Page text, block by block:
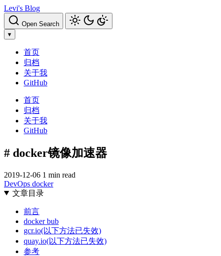
Levi's Blog
Open Search
▾
首页
归档
关于我
GitHub
首页
归档
关于我
GitHub
# docker镜像加速器
2019-12-06 1 min read
DevOps docker
文章目录
前言
docker bub
gcr.io(以下方法已失效)
quay.io(以下方法已失效)
参考